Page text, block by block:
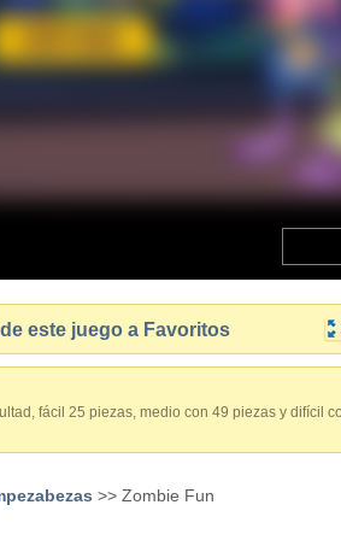
este juego a Favoritos
fácil 25 piezas, medio con 49 piezas y difícil
>> Zombie Fun